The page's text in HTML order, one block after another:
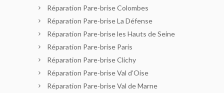
Réparation Pare-brise Colombes
Réparation Pare-brise La Défense
Réparation Pare-brise les Hauts de Seine
Réparation Pare-brise Paris
Réparation Pare-brise Clichy
Réparation Pare-brise Val d’Oise
Réparation Pare-brise Val de Marne